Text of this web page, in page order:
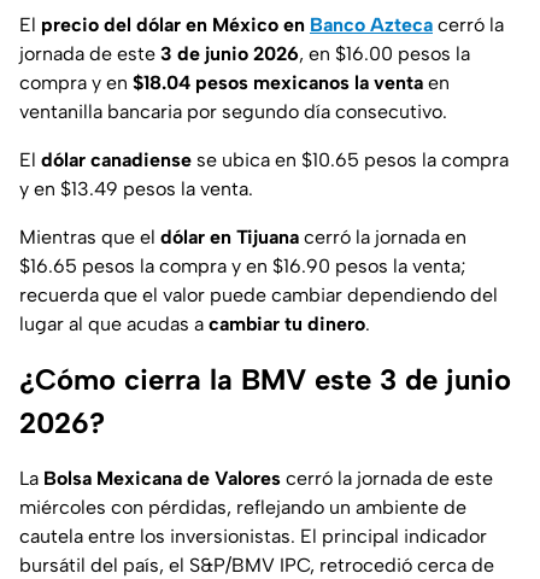
El precio del dólar en México en Banco Azteca cerró la
jornada de este 3 de junio 2026, en $16.00 pesos la
compra y en $18.04 pesos mexicanos la venta en
ventanilla bancaria por segundo día consecutivo.
El dólar canadiense se ubica en $10.65 pesos la compra
y en $13.49 pesos la venta.
Mientras que el dólar en Tijuana cerró la jornada en
$16.65 pesos la compra y en $16.90 pesos la venta;
recuerda que el valor puede cambiar dependiendo del
lugar al que acudas a cambiar tu dinero.
¿Cómo cierra la BMV este 3 de junio
2026?
La Bolsa Mexicana de Valores cerró la jornada de este
miércoles con pérdidas, reflejando un ambiente de
cautela entre los inversionistas. El principal indicador
bursátil del país, el S&P/BMV IPC, retrocedió cerca de